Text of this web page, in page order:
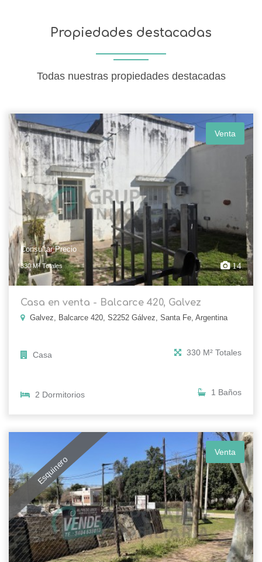
Propiedades destacadas
Todas nuestras propiedades destacadas
Venta
Consultar Precio
330 M² Totales 14
Casa en venta - Balcarce 420, Galvez
Galvez, Balcarce 420, S2252 Gálvez, Santa Fe, Argentina
Casa 330 M² Totales
2 Dormitorios 1 Baños
Esquinero
Venta